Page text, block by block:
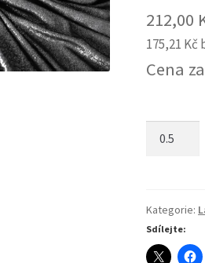
212,00
175,21 Kč
Cena
leskem
quantity
Kategorie:
Sdílejte: